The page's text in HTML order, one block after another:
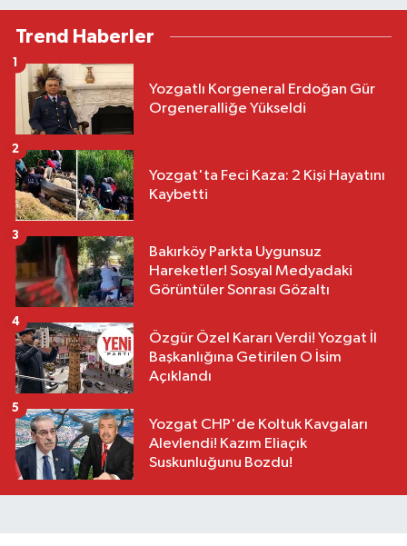
Trend Haberler
Yozgatlı Korgeneral Erdoğan Gür
Orgeneralliğe Yükseldi
1
Yozgat'ta Feci Kaza: 2 Kişi Hayatını
Kaybetti
2
Bakırköy Parkta Uygunsuz
Hareketler! Sosyal Medyadaki
Görüntüler Sonrası Gözaltı
3
Özgür Özel Kararı Verdi! Yozgat İl
Başkanlığına Getirilen O İsim
Açıklandı
4
Yozgat CHP'de Koltuk Kavgaları
Alevlendi! Kazım Eliaçık
Suskunluğunu Bozdu!
5